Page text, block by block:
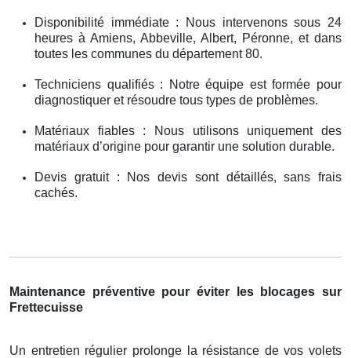
Disponibilité immédiate : Nous intervenons sous 24
heures à Amiens, Abbeville, Albert, Péronne, et dans
toutes les communes du département 80.
Techniciens qualifiés : Notre équipe est formée pour
diagnostiquer et résoudre tous types de problèmes.
Matériaux fiables : Nous utilisons uniquement des
matériaux d’origine pour garantir une solution durable.
Devis gratuit : Nos devis sont détaillés, sans frais
cachés.
Maintenance préventive pour éviter les blocages sur
Frettecuisse
Un entretien régulier prolonge la résistance de vos volets